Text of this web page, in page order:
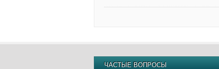
ЧАСТЫЕ ВОПРОСЫ